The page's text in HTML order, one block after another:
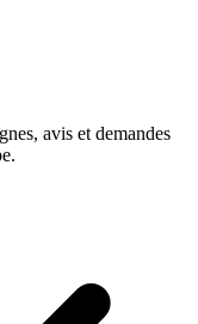
avis et demandes